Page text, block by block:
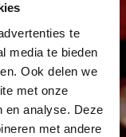
te
media te bieden
Ook delen we
met onze
en analyse. Deze
met andere